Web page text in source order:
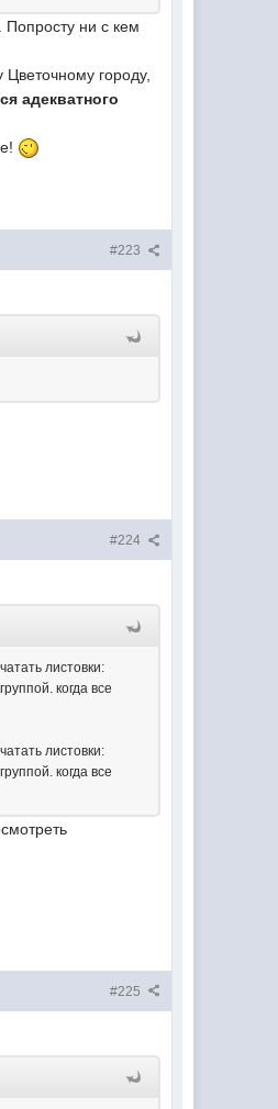
Попросту ни с кем
городу,
адекватного
#223
#224
листовки:
когда все
листовки:
когда все
#225